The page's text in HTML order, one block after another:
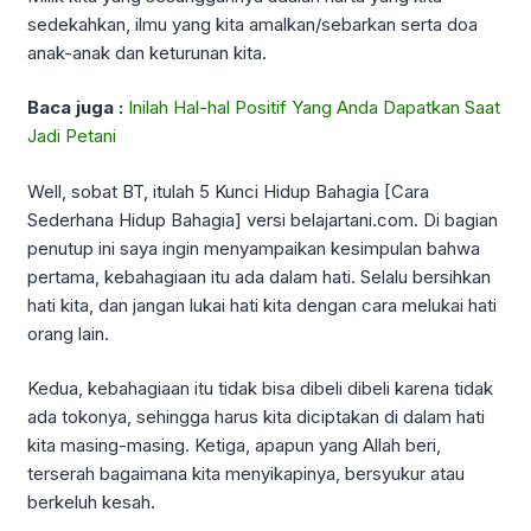
sedekahkan, ilmu yang kita amalkan/sebarkan serta doa
anak-anak dan keturunan kita.
Baca juga : Inilah Hal-hal Positif Yang Anda Dapatkan Saat
Jadi Petani
Well, sobat BT, itulah 5 Kunci Hidup Bahagia [Cara
Sederhana Hidup Bahagia] versi belajartani.com. Di bagian
penutup ini saya ingin menyampaikan kesimpulan bahwa
pertama, kebahagiaan itu ada dalam hati. Selalu bersihkan
hati kita, dan jangan lukai hati kita dengan cara melukai hati
orang lain.
Kedua, kebahagiaan itu tidak bisa dibeli dibeli karena tidak
ada tokonya, sehingga harus kita diciptakan di dalam hati
kita masing-masing. Ketiga, apapun yang Allah beri,
terserah bagaimana kita menyikapinya, bersyukur atau
berkeluh kesah.